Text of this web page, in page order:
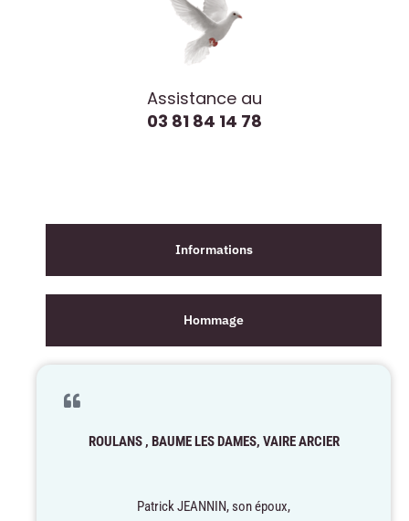
Assistance au
03 81 84 14 78
Informations
Hommage
ROULANS , BAUME LES DAMES, VAIRE ARCIER
Patrick JEANNIN, son époux,